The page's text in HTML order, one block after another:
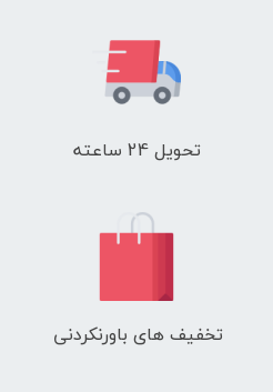
تحویل 24 ساعته
تخفیف های باورنکردنی